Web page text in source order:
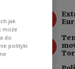
jak
może
do
polityki